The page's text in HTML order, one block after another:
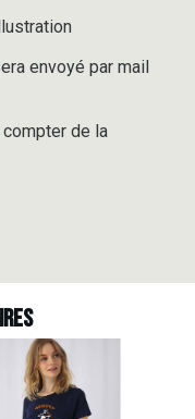
envoyé par mail
de la